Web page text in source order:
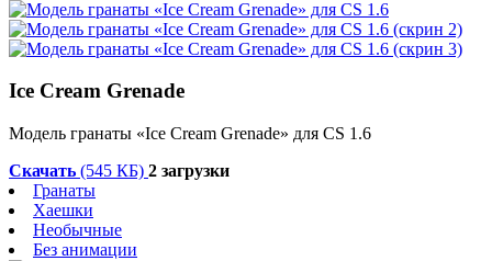
Ice Cream Grenade
Модель гранаты «Ice Cream Grenade» для CS 1.6
Скачать (545 КБ) 2 загрузки
Гранаты
Хаешки
Необычные
Без анимации